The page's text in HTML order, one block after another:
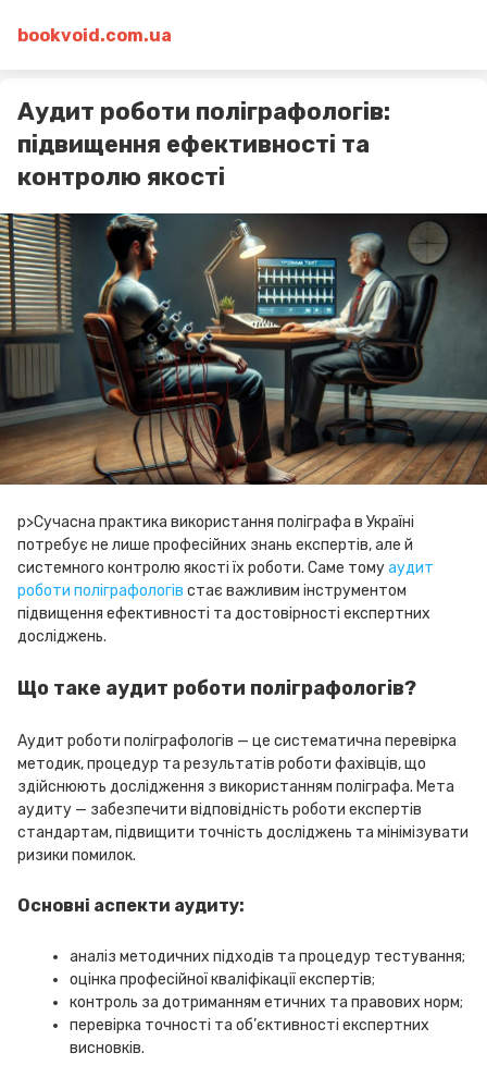
bookvoid.com.ua
Аудит роботи поліграфологів:
підвищення ефективності та
контролю якості
p>Сучасна практика використання поліграфа в Україні
потребує не лише професійних знань експертів, але й
системного контролю якості їх роботи. Саме томуаудит
роботи поліграфологів стає важливим інструментом
підвищення ефективності та достовірності експертних
досліджень.
Що таке аудит роботи поліграфологів?
Аудит роботи поліграфологів — це систематична перевірка
методик, процедур та результатів роботи фахівців, що
здійснюють дослідження з використанням поліграфа. Мета
аудиту — забезпечити відповідність роботи експертів
стандартам, підвищити точність досліджень та мінімізувати
ризики помилок.
Основні аспекти аудиту:
аналіз методичних підходів та процедур тестування;
оцінка професійної кваліфікації експертів;
контроль за дотриманням етичних та правових норм;
перевірка точності та об’єктивності експертних
висновків.